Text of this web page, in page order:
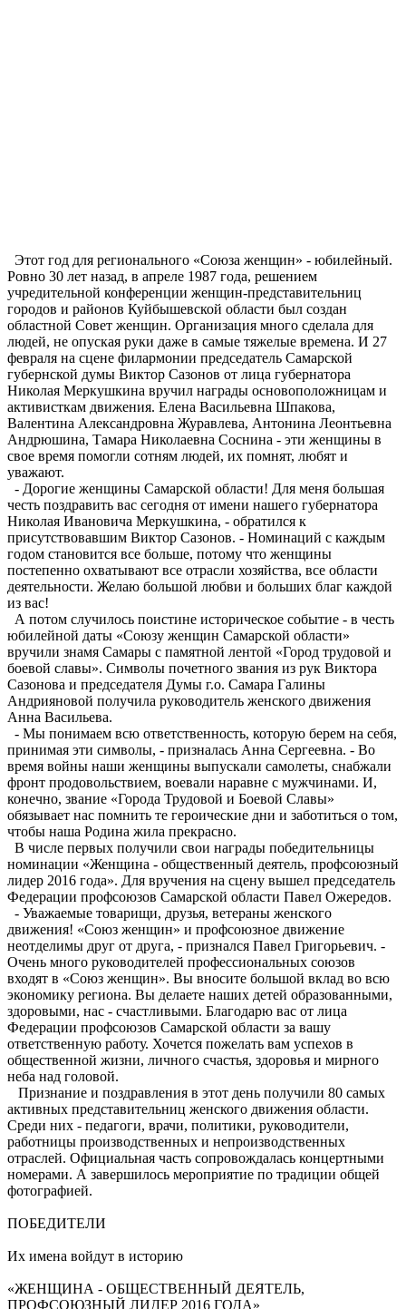
Этот год для регионального «Союза женщин» - юбилейный.
Ровно 30 лет назад, в апреле 1987 года, решением
учредительной конференции женщин-представительниц
городов и районов Куйбышевской области был создан
областной Совет женщин. Организация много сделала для
людей, не опуская руки даже в самые тяжелые времена. И 27
февраля на сцене филармонии председатель Самарской
губернской думы Виктор Сазонов от лица губернатора
Николая Меркушкина вручил награды основоположницам и
активисткам движения. Елена Васильевна Шпакова,
Валентина Александровна Журавлева, Антонина Леонтьевна
Андрюшина, Тамара Николаевна Соснина - эти женщины в
свое время помогли сотням людей, их помнят, любят и
уважают.
- Дорогие женщины Самарской области! Для меня большая
честь поздравить вас сегодня от имени нашего губернатора
Николая Ивановича Меркушкина, - обратился к
присутствовавшим Виктор Сазонов. - Номинаций с каждым
годом становится все больше, потому что женщины
постепенно охватывают все отрасли хозяйства, все области
деятельности. Желаю большой любви и больших благ каждой
из вас!
А потом случилось поистине историческое событие - в честь
юбилейной даты «Союзу женщин Самарской области»
вручили знамя Самары с памятной лентой «Город трудовой и
боевой славы». Символы почетного звания из рук Виктора
Сазонова и председателя Думы г.о. Самара Галины
Андрияновой получила руководитель женского движения
Анна Васильева.
- Мы понимаем всю ответственность, которую берем на себя,
принимая эти символы, - призналась Анна Сергеевна. - Во
время войны наши женщины выпускали самолеты, снабжали
фронт продовольствием, воевали наравне с мужчинами. И,
конечно, звание «Города Трудовой и Боевой Славы»
обязывает нас помнить те героические дни и заботиться о том,
чтобы наша Родина жила прекрасно.
В числе первых получили свои награды победительницы
номинации «Женщина - общественный деятель, профсоюзный
лидер 2016 года». Для вручения на сцену вышел председатель
Федерации профсоюзов Самарской области Павел Ожередов.
- Уважаемые товарищи, друзья, ветераны женского
движения! «Союз женщин» и профсоюзное движение
неотделимы друг от друга, - признался Павел Григорьевич. -
Очень много руководителей профессиональных союзов
входят в «Союз женщин». Вы вносите большой вклад во всю
экономику региона. Вы делаете наших детей образованными,
здоровыми, нас - счастливыми. Благодарю вас от лица
Федерации профсоюзов Самарской области за вашу
ответственную работу. Хочется пожелать вам успехов в
общественной жизни, личного счастья, здоровья и мирного
неба над головой.
Признание и поздравления в этот день получили 80 самых
активных представительниц женского движения области.
Среди них - педагоги, врачи, политики, руководители,
работницы производственных и непроизводственных
отраслей. Официальная часть сопровождалась концертными
номерами. А завершилось мероприятие по традиции общей
фотографией.
ПОБЕДИТЕЛИ
Их имена войдут в историю
«ЖЕНЩИНА - ОБЩЕСТВЕННЫЙ ДЕЯТЕЛЬ,
ПРОФСОЮЗНЫЙ ЛИДЕР 2016 ГОДА»